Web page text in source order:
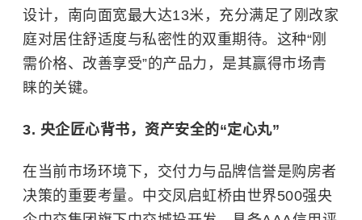
设计，南向面宽最大达13米，充分满足了刚改家
庭对居住舒适度与私密性的双重期待。这种“刚
需价格、改善享受”的产品力，是其赢得市场青
睐的关键。
3. 央企匠心背书，资产安全的“定心丸”
在当前市场环境下，交付力与品牌信誉是购房者
决策的重要考量。中交凤启虹桥由世界500强央